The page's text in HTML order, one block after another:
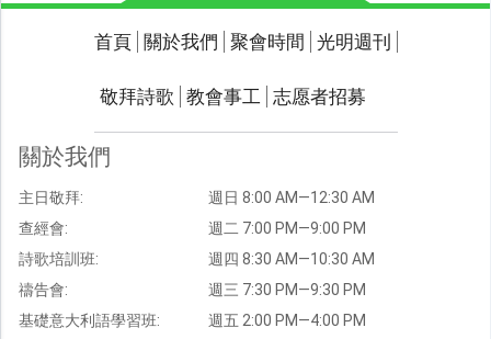
關於我們 聚會時間
光明週刊 學習聖經
聖經故事
敬拜詩歌 圖庫
聖經金句
首頁 關於我們 聚會時間 光明週刊
敬拜詩歌 教會事工 志愿者招募
關於我們
主日敬拜:
查經會:
詩歌培訓班:
禱告會:
基礎意大利語學習班:
週日 8:00 AM—12:30 AM
週二 7:00 PM—9:00 PM
週四 8:30 AM—10:30 AM
週三 7:30 PM—9:30 PM
週五 2:00 PM—4:00 PM